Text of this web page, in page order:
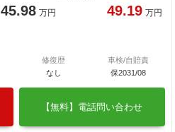
45.98 万円 49.19 万円
修復歴
なし
車検/自賠責
保2031/08
【無料】電話問い合わせ